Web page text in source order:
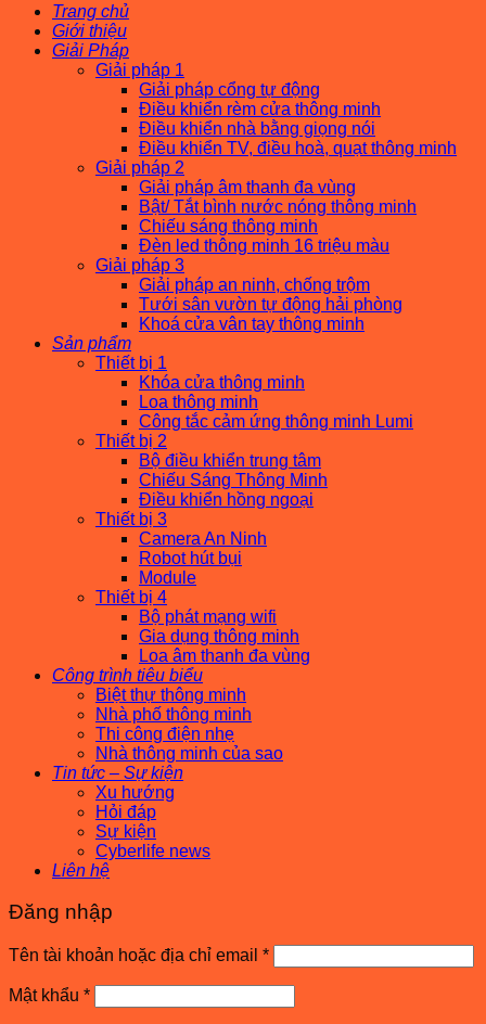
Trang chủ
Giới thiệu
Giải Pháp
Giải pháp 1
Giải pháp cổng tự động
Điều khiển rèm cửa thông minh
Điều khiển nhà bằng giọng nói
Điều khiển TV, điều hoà, quạt thông minh
Giải pháp 2
Giải pháp âm thanh đa vùng
Bật/ Tắt bình nước nóng thông minh
Chiếu sáng thông minh
Đèn led thông minh 16 triệu màu
Giải pháp 3
Giải pháp an ninh, chống trộm
Tưới sân vườn tự động hải phòng
Khoá cửa vân tay thông minh
Sản phẩm
Thiết bị 1
Khóa cửa thông minh
Loa thông minh
Công tắc cảm ứng thông minh Lumi
Thiết bị 2
Bộ điều khiển trung tâm
Chiếu Sáng Thông Minh
Điều khiển hồng ngoại
Thiết bị 3
Camera An Ninh
Robot hút bụi
Module
Thiết bị 4
Bộ phát mạng wifi
Gia dụng thông minh
Loa âm thanh đa vùng
Công trình tiêu biểu
Biệt thự thông minh
Nhà phố thông minh
Thi công điện nhẹ
Nhà thông minh của sao
Tin tức – Sự kiện
Xu hướng
Hỏi đáp
Sự kiện
Cyberlife news
Liên hệ
Đăng nhập
Tên tài khoản hoặc địa chỉ email *Bắt
buộc
Mật khẩu *Bắt
buộc